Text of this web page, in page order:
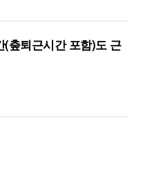
춮퇴근시간 포함)도 근